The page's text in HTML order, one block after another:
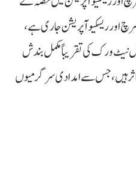
1122 بٹگرام کا سرچ اور ریسکیو آپریشن جاری ہے،
نیٹ ورک کی تقریباً مکمل بندش
ہیں، جس سے امدادی سرگرمیوں